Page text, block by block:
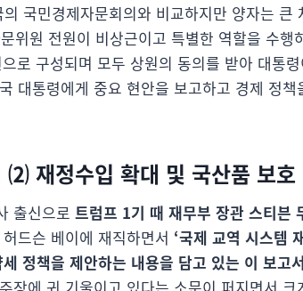
국민경제자문회의와 비교하지만 양자는 큰
위원 전원이 비상근이고 특별한 역할을 수행
로 구성되며 모두 상원의 동의를 받아 대통
대통령에게 중요 현안을 보고하고 경제 정
재정수입 확대 및 국산품 보호
출신으로 트럼프 1기 때 재무부 장관 스티븐
드슨 베이에 재직하면서 ‘국제 교역 시스템
정책을 제안하는 내용을 담고 있는 이 보고서